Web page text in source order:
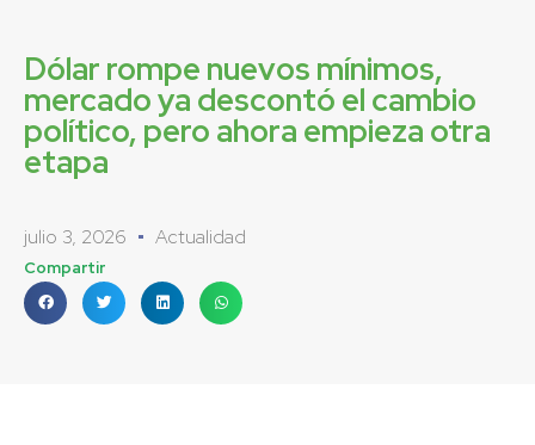
Dólar rompe nuevos mínimos,
mercado ya descontó el cambio
político, pero ahora empieza otra
etapa
julio 3, 2026 Actualidad
Compartir